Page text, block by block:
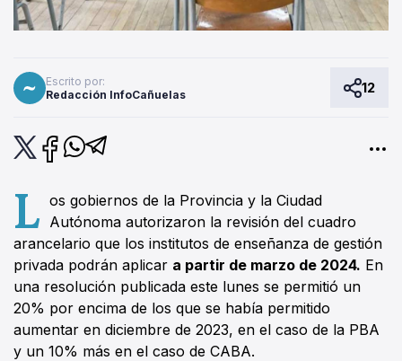
Escrito por:
Redacción InfoCañuelas
12
L os gobiernos de la Provincia y la Ciudad
Autónoma autorizaron la revisión del cuadro
arancelario que los institutos de enseñanza de gestión
privada podrán aplicar a partir de marzo de 2024. En
una resolución publicada este lunes se permitió un
20% por encima de los que se había permitido
aumentar en diciembre de 2023, en el caso de la PBA
y un 10% más en el caso de CABA.